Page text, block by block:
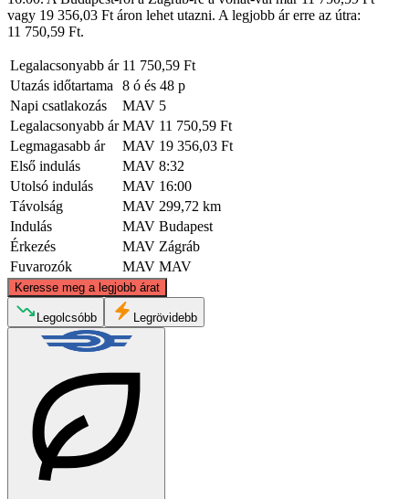
vagy 19 356,03 Ft áron lehet utazni. A legjobb ár erre az útra:
11 750,59 Ft.
Legalacsonyabb ár 11 750,59 Ft
Utazás időtartama
8 ó és 48 p
Napi csatlakozás
MAV 5
Legalacsonyabb ár MAV 11 750,59 Ft
Legmagasabb ár
MAV 19 356,03 Ft
Első indulás
MAV 8:32
Utolsó indulás
MAV 16:00
Távolság
MAV 299,72 km
Indulás
MAV Budapest
Érkezés
MAV Zágráb
Fuvarozók
MAV MAV
Keresse meg a legjobb árat
Legolcsóbb Legrövidebb